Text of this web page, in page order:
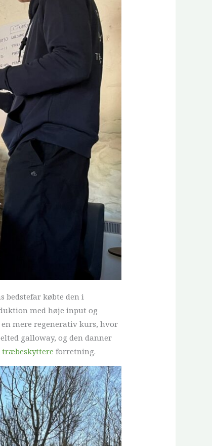
bedstefar købte den i
med høje input og
mere regenerativ kurs, hvor
galloway, og den danner
træbeskyttere forretning.